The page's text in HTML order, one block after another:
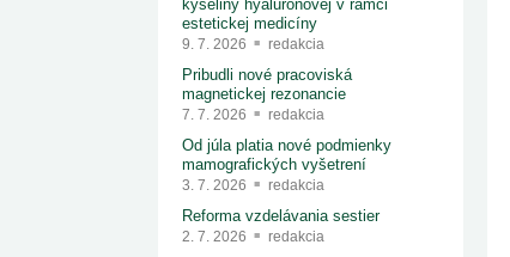
kyseliny hyalurónovej v rámci
estetickej medicíny
9. 7. 2026 redakcia
Pribudli nové pracoviská
magnetickej rezonancie
7. 7. 2026 redakcia
Od júla platia nové podmienky
mamografických vyšetrení
3. 7. 2026 redakcia
Reforma vzdelávania sestier
2. 7. 2026 redakcia